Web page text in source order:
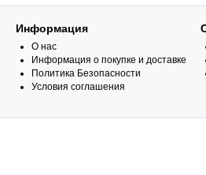
Информация
О нас
Информация о покупке и доставке
Политика Безопасности
Условия соглашения